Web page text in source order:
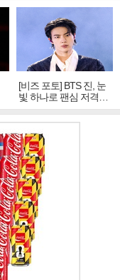
[비즈 포토] BTS 진, 눈
빛 하나로 팬심 저격…
독보적 카리스마